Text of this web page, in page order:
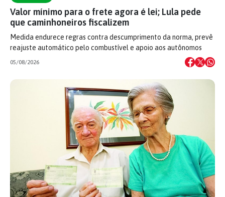
Valor mínimo para o frete agora é lei; Lula pede
que caminhoneiros fiscalizem
Medida endurece regras contra descumprimento da norma, prevê
reajuste automático pelo combustível e apoio aos autônomos
05/08/2026